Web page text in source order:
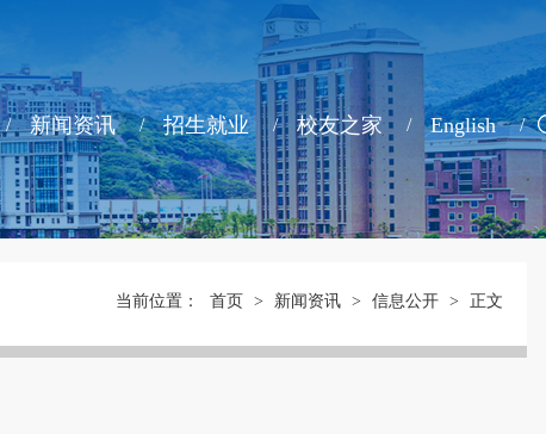
新闻资讯 招生就业 校友之家 English
当前位置： 首页 > 新闻资讯 > 信息公开 > 正文